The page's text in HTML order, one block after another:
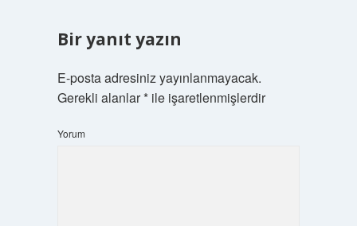
Bir yanıt yazın
E-posta adresiniz yayınlanmayacak.
Gerekli alanlar*ile işaretlenmişlerdir
Yorum